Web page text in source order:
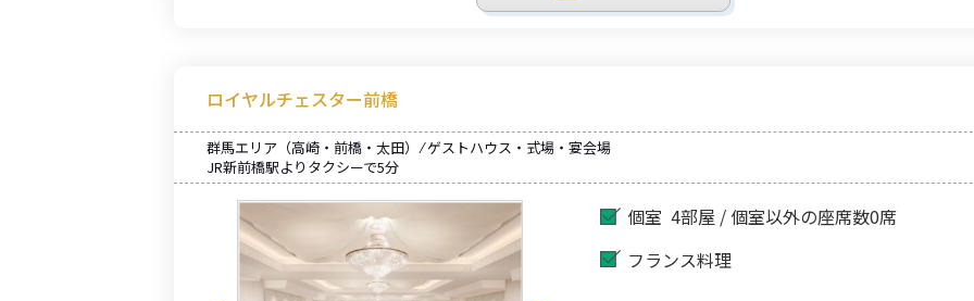
ロイヤルチェスター前橋
群馬エリア（高崎・前橋・太田） ⁄ ゲストハウス・式場・宴会場
JR新前橋駅よりタクシーで5分
個室 4部屋 / 個室以外の座席数0席
フランス料理